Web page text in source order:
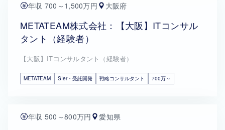
年収 700～1,500万円 大阪府
METATEAM株式会社：【大阪】ITコンサル
タント（経験者）
【大阪】ITコンサルタント（経験者）
METATEAM SIer・受託開発 戦略コンサルタント 700万～
年収 500～800万円 愛知県